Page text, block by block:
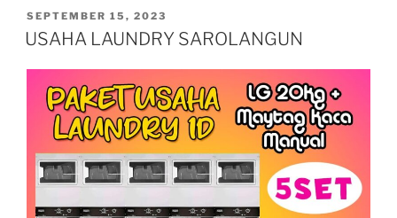
SEPTEMBER 15, 2023
USAHA LAUNDRY SAROLANGUN